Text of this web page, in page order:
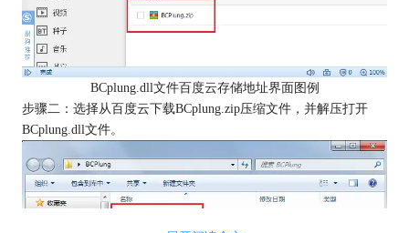
BCplung.dll文件百度云存储地址界面图例
步骤二：选择从百度云下载BCplung.zip压缩文件，并解压打开
BCplung.dll文件。